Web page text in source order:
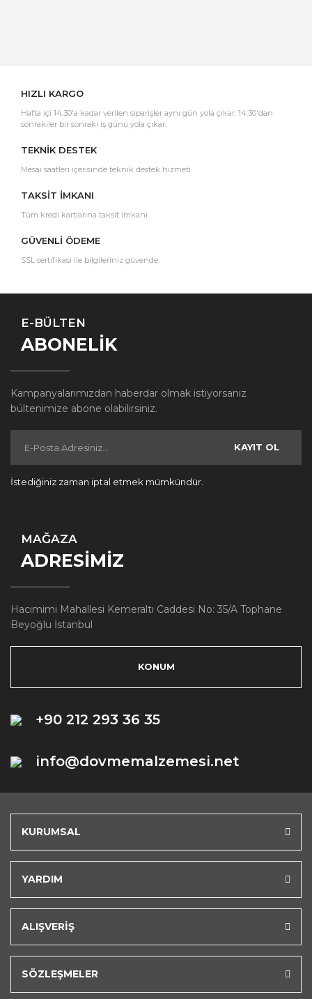
HIZLI KARGO
Hafta içi 14:30'a kadar verilen siparişler aynı gün yola çıkar. 14:30'dan
sonrakiler bir sonraki iş günü yola çıkar.
TEKNİK DESTEK
Mesai saatleri içerisinde teknik destek hizmeti
TAKSİT İMKANI
Tüm kredi kartlarına taksit imkanı
GÜVENLİ ÖDEME
SSL sertifikası ile bilgileriniz güvende.
E-BÜLTEN
ABONELİK
Kampanyalarımızdan haberdar olmak istiyorsanız
bültenimize abone olabilirsiniz.
KAYIT OL
İstediğiniz zaman iptal etmek mümkündür.
MAĞAZA
ADRESİMİZ
Hacımimi Mahallesi Kemeraltı Caddesi No: 35/A Tophane
Beyoğlu İstanbul
KONUM
+90 212 293 36 35
info@dovmemalzemesi.net
KURUMSAL
YARDIM
ALIŞVERİŞ
SÖZLEŞMELER